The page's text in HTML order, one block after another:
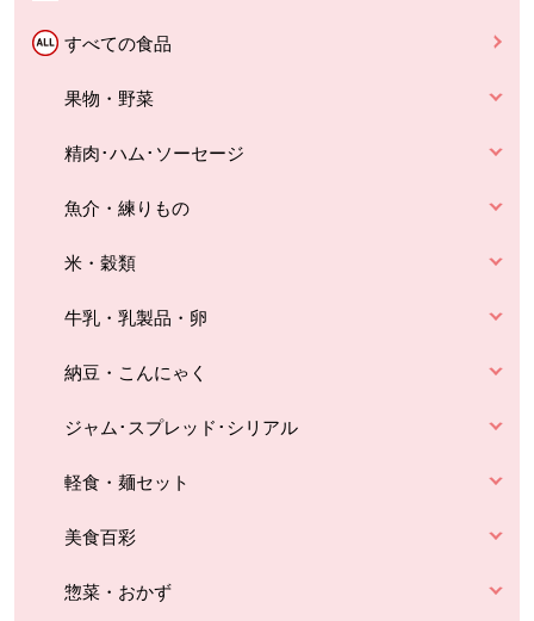
すべての食品
果物・野菜
精肉･ハム･ソーセージ
魚介・練りもの
米・穀類
牛乳・乳製品・卵
納豆・こんにゃく
ジャム･スプレッド･シリアル
軽食・麺セット
美食百彩
惣菜・おかず